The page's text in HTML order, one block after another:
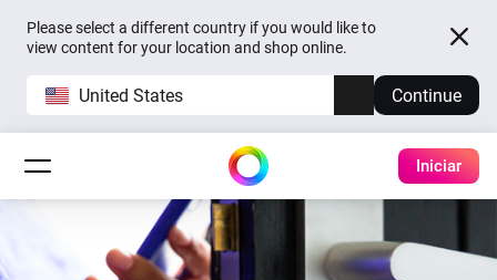
Please select a different country if you would like to
view content for your location and shop online.
United States Continue
Iniciar